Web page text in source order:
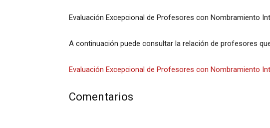
Evaluación Excepcional de Profesores con Nombramiento
A continuación puede consultar la relación de profesores
Evaluación Excepcional de Profesores con Nombramiento
Comentarios